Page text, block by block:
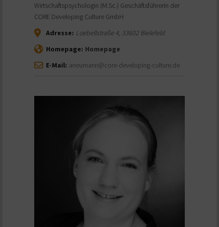
Wirtschaftspsychologin (M.Sc.) Geschäftsführerin der
CORE Developing Culture GmbH
Adresse: Loebellstraße 4, 33602 Bielefeld
Homepage: Homepage
E-Mail: aneumann@core-developing-culture.de